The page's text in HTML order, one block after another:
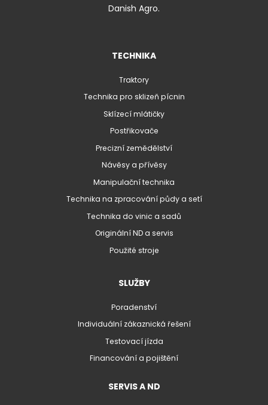
Danish Agro.
TECHNIKA
Traktory
Technika pro sklizeň pícnin
Sklízecí mlátičky
Postřikovače
Precizní zemědělství
Návěsy a přívěsy
Manipulační technika
Technika na zpracování půdy a setí
Technika do vinic a sadů
Originální ND a servis
Použité stroje
SLUŽBY
Poradenství
Individuální zákaznická řešení
Testovací jízda
Financování a pojištění
SERVIS A ND